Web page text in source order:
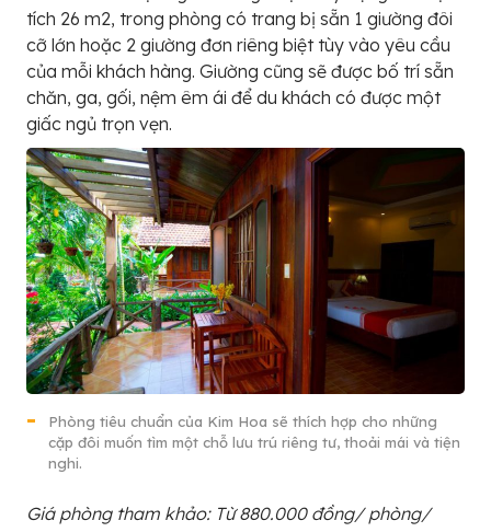
tích 26 m2, trong phòng có trang bị sẵn 1 giường đôi
cỡ lớn hoặc 2 giường đơn riêng biệt tùy vào yêu cầu
của mỗi khách hàng. Giường cũng sẽ được bố trí sẵn
chăn, ga, gối, nệm êm ái để du khách có được một
giấc ngủ trọn vẹn.
Phòng tiêu chuẩn của Kim Hoa sẽ thích hợp cho những
cặp đôi muốn tìm một chỗ lưu trú riêng tư, thoải mái và tiện
nghi.
Giá phòng tham khảo: Từ 880.000 đồng/ phòng/